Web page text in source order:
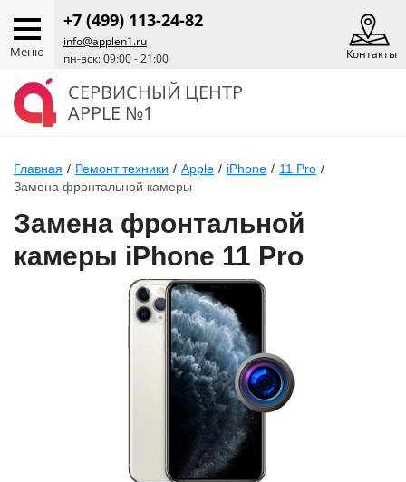
Меню
+7 (499) 113-24-82
info@applen1.ru
пн-вск: 09:00 - 21:00
Контакты
СЕРВИСНЫЙ ЦЕНТР
APPLE №1
Главная / Ремонт техники / Apple / iPhone / 11 Pro /
Замена фронтальной камеры
Замена фронтальной
камеры iPhone 11 Pro